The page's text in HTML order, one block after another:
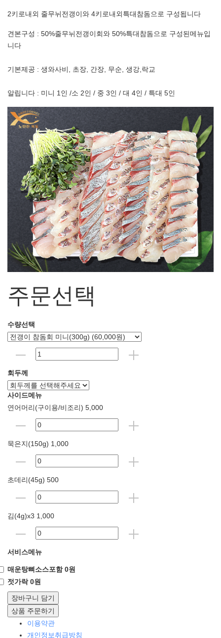
2키로내외 줄무뉘전갱이와 4키로내외특대참돔으로 구성됩니다
견본구성 : 50%줄무뉘전갱이회와 50%특대참돔으로 구성된메뉴입
니다
기본제공 : 생와사비, 초장, 간장, 무순, 생강,락교
알립니다 : 미니 1인 /소 2인 / 중 3인 / 대 4인 / 특대 5인
주문선택
수량선택
회두께
사이드메뉴
연어머리(구이용/비조리) 5,000
묵은지(150g) 1,000
초데리(45g) 500
김(4g)x3 1,000
서비스메뉴
매운탕뼈소스포함 0원
젓가락 0원
장바구니 담기
상품 주문하기
이용약관
개인정보취급방침